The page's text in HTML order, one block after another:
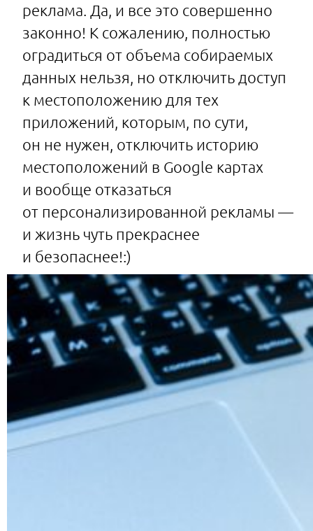
реклама. Да, и все это совершенно
законно! К сожалению, полностью
оградиться от объема собираемых
данных нельзя, но отключить доступ
к местоположению для тех
приложений, которым, по сути,
он не нужен, отключить историю
местоположений в Googlе картах
и вообще отказаться
от персонализированной рекламы —
и жизнь чуть прекраснее
и безопаснее!:)